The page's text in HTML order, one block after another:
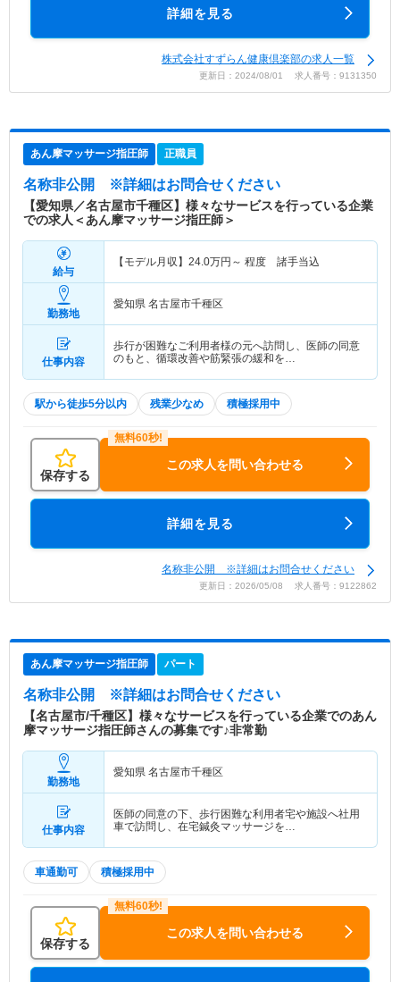
詳細を見る
株式会社すずらん健康倶楽部の求人一覧
更新日：2024/08/01 求人番号：9131350
あん摩マッサージ指圧師 正職員
名称非公開 ※詳細はお問合せください
【愛知県／名古屋市千種区】様々なサービスを行っている企業
での求人＜あん摩マッサージ指圧師＞
給与
【モデル月収】 24.0万円～ 程度 諸手当込
勤務地
愛知県 名古屋市千種区
仕事内容
歩行が困難なご利用者様の元へ訪問し、医師の同意
のもと、循環改善や筋緊張の緩和を…
駅から徒歩5分以内 残業少なめ 積極採用中
保存する
この求人を問い合わせる
詳細を見る
名称非公開 ※詳細はお問合せください
更新日：2026/05/08 求人番号：9122862
あん摩マッサージ指圧師 パート
名称非公開 ※詳細はお問合せください
【名古屋市/千種区】様々なサービスを行っている企業でのあん
摩マッサージ指圧師さんの募集です♪非常勤
勤務地
愛知県 名古屋市千種区
仕事内容
医師の同意の下、歩行困難な利用者宅や施設へ社用
車で訪問し、在宅鍼灸マッサージを…
車通勤可 積極採用中
保存する
この求人を問い合わせる